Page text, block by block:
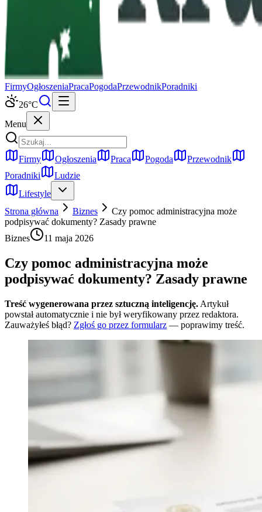
FirmyOgłoszeniaPracaPogodaPrzewodnikPoradniki
26°C
Menu
Firmy Ogłoszenia Praca Pogoda
Przewodnik
Poradniki
Ludzie
Lifestyle
Strona główna
Biznes
Czy pomoc administracyjna może
podpisywać dokumenty? Zasady prawne
Biznes
11 maja 2026
Czy pomoc administracyjna może
podpisywać dokumenty? Zasady prawne
Treść wygenerowana przez sztuczną inteligencję. Artykuł
powstał automatycznie i nie był weryfikowany przez redaktora.
Zauważyłeś błąd? Zgłoś go przez formularz — poprawimy treść.